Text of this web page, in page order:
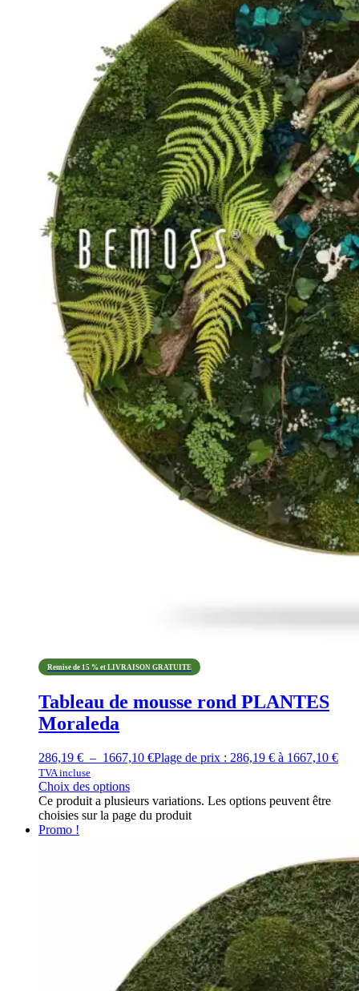
Remise de 15 % et LIVRAISON GRATUITE
Tableau de mousse rond PLANTES
Moraleda
286,19 € – 1667,10 €Plage de prix : 286,19 € à 1667,10 €
TVA incluse
Choix des options
Ce produit a plusieurs variations. Les options peuvent être
choisies sur la page du produit
Promo !